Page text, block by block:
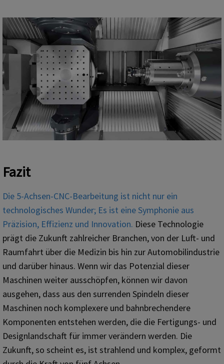
Fazit
Die 5-Achsen-CNC-Bearbeitung ist nicht nur ein
technologisches Wunder; Es ist eine Symphonie aus
Präzision, Effizienz und Innovation. Diese Technologie
prägt die Zukunft zahlreicher Branchen, von der Luft- und
Raumfahrt über die Medizin bis hin zur Automobilindustrie
und darüber hinaus. Wenn wir das Potenzial dieser
Maschinen weiter ausschöpfen, können wir davon
ausgehen, dass aus den surrenden Spindeln dieser
Maschinen noch komplexere und bahnbrechendere
Komponenten entstehen werden, die die Fertigungs- und
Designlandschaft für immer verändern werden. Die
Zukunft, so scheint es, ist strahlend und komplex, geformt